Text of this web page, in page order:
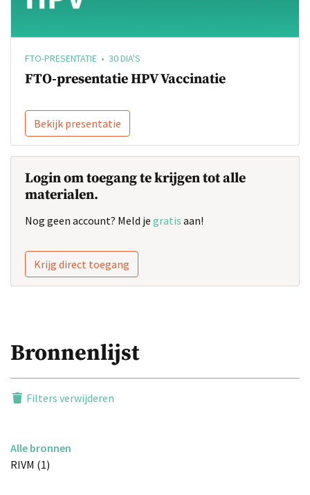
FTO-PRESENTATIE • 30 DIA'S
FTO-presentatie HPV Vaccinatie
Bekijk presentatie
Login om toegang te krijgen tot alle
materialen.
Nog geen account? Meld je gratis aan!
Krijg direct toegang
Bronnenlijst
Filters verwijderen
Alle bronnen
RIVM (1)